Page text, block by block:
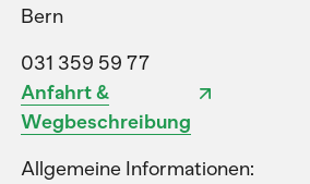
Bern
031 359 59 77
Anfahrt &
Wegbeschreibung
Allgemeine Informationen: